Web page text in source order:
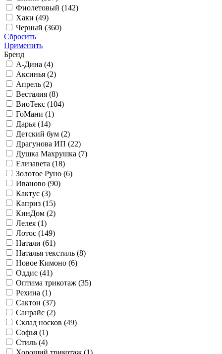
Фиолетовый (142)
Хаки (49)
Черный (360)
Сбросить
Применить
Бренд
А-Дина (4)
Аксинья (2)
Апрель (2)
Весталия (8)
ВиоТекс (104)
ГоМани (1)
Дарья (14)
Детский бум (2)
Драгунова ИП (22)
Душка Махрушка (7)
Елизавета (18)
Золотое Руно (6)
Иваново (90)
Кактус (3)
Каприз (15)
КинДом (2)
Лелея (1)
Лотос (149)
Натали (61)
Наталья текстиль (8)
Новое Кимоно (6)
Оддис (41)
Оптима трикотаж (35)
Рехина (1)
Сактон (37)
Санрайс (2)
Склад носков (49)
Софья (1)
Стиль (4)